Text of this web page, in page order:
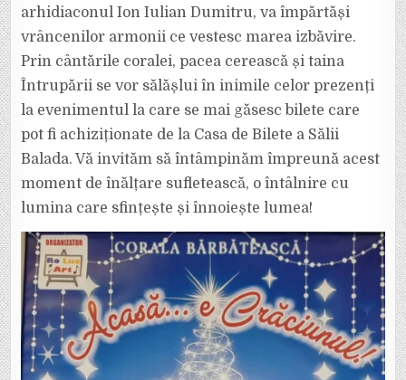
E
CRĂCIUNUL!”
arhidiaconul Ion Iulian Dumitru, va împărtăși
vrâncenilor armonii ce vestesc marea izbăvire.
Prin cântările coralei, pacea cerească și taina
Întrupării se vor sălășlui în inimile celor prezenți
la evenimentul la care se mai găsesc bilete care
pot fi achiziționate de la Casa de Bilete a Sălii
Balada. Vă invităm să întâmpinăm împreună acest
moment de înălțare sufletească, o întâlnire cu
lumina care sfințește și înnoiește lumea!